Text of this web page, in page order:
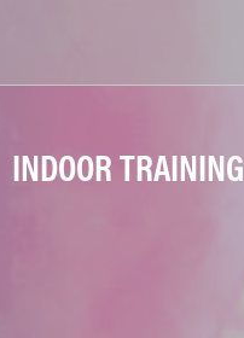
INDOOR TRAINING